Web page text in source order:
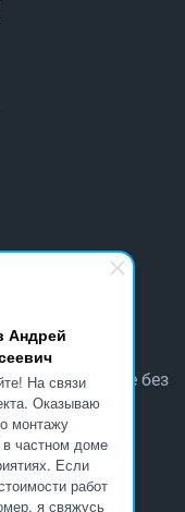
Андрей
На связи
Оказываю
монтажу
частном доме
Если
работ
я свяжусь
пола
доме без